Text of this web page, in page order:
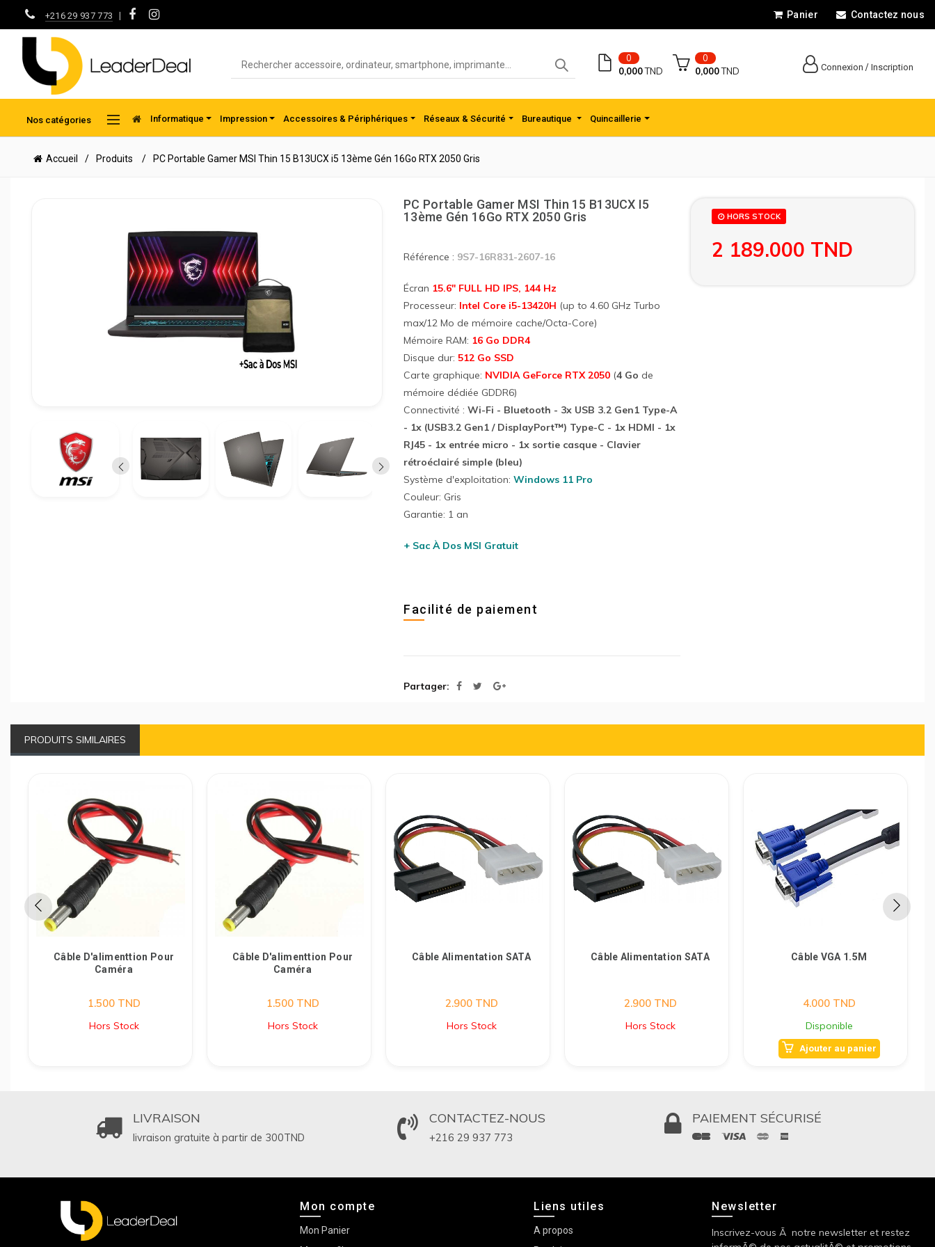
+216 29 937 773 | Panier Contactez nous
0
0,000TND
0
0,000TND Connexion / Inscription
Nos catégories Informatique Impression Accessoires & Périphériques Réseaux & Sécurité Bureautique Quincaillerie
Accueil Produits PC Portable Gamer MSI Thin 15 B13UCX i5 13ème Gén 16Go RTX 2050 Gris
PC Portable Gamer MSI Thin 15 B13UCX I5
13ème Gén 16Go RTX 2050 Gris
Référence : 9S7-16R831-2607-16
Écran 15.6" FULL HD IPS, 144 Hz
Processeur: Intel Core i5-13420H (up to 4.60 GHz Turbo
max/12 Mo de mémoire cache/Octa-Core)
Mémoire RAM: 16 Go DDR4
Disque dur: 512 Go SSD
Carte graphique: NVIDIA GeForce RTX 2050 (4 Go de
mémoire dédiée GDDR6)
Connectivité : Wi-Fi - Bluetooth - 3x USB 3.2 Gen1 Type-A
- 1x (USB3.2 Gen1 / DisplayPort™) Type-C - 1x HDMI - 1x
RJ45 - 1x entrée micro - 1x sortie casque - Clavier
rétroéclairé simple (bleu)
Système d'exploitation: Windows 11 Pro
Couleur: Gris
Garantie: 1 an
+ Sac À Dos MSI Gratuit
Facilité de paiement
Partager
HORS STOCK
2 189.000 TND
PRODUITS SIMILAIRES
Câble D'alimenttion Pour
Caméra
1.500TND
Hors Stock
Câble D'alimenttion Pour
Caméra
1.500TND
Hors Stock
Câble Alimentation SATA
2.900TND
Hors Stock
Câble Alimentation SATA
2.900TND
Hors Stock
Câble VGA 1.5M
4.000TND
Disponible
Ajouter au panier
LIVRAISON
livraison gratuite à partir de 300TND
CONTACTEZ-NOUS
+216 29 937 773
PAIEMENT SÉCURISÉ
Mon compte
Mon Panier
Liens utiles
A propos
Newsletter
Inscrivez-vous Ã notre newsletter et restez